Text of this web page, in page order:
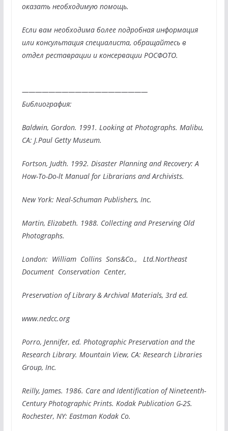
оказать необходимую помощь.
Если вам необходима более подробная информация
или консультация специалиста, обращайтесь в
отдел реставрации и консервации РОСФОТО.
———————————————————
Библиография:
Baldwin, Gordon. 1991. Looking at Photographs. Malibu,
CA: J.Paul Getty Museum.
Fortson, Judth. 1992. Disaster Planning and Recovery: A
How-To-Do-lt Manual for Librarians and Archivists.
New York: Neal-Schuman Publishers, Inc.
Martin, Elizabeth. 1988. Collecting and Preserving Old
Photographs.
London: William Collins Sons&Co., Ltd.Northeast
Document Conservation Center,
Preservation of Library & Archival Materials, 3rd ed.
www.nedcc.org
Porro, Jennifer, ed. Photographic Preservation and the
Research Library. Mountain View, CA: Research Libraries
Group, Inc.
Reilly, James. 1986. Care and Identification of Nineteenth-
Century Photographic Prints. Kodak Publication G-2S.
Rochester, NY: Eastman Kodak Co.